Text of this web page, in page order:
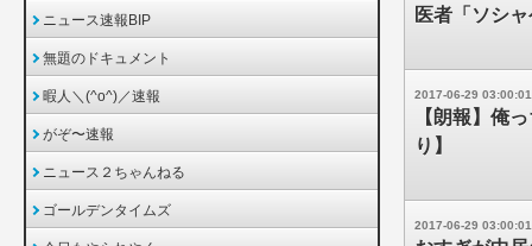
医者「ソシ
2017-06-29 03:00:01
【朗報】俺
り】
2017-06-29 03:00:01
ニュース速報BIP
無題のドキュメント
暇人＼(^o^)／速報
がぞ〜速報
ニュース２ちゃんねる
ゴールデンタイムズ